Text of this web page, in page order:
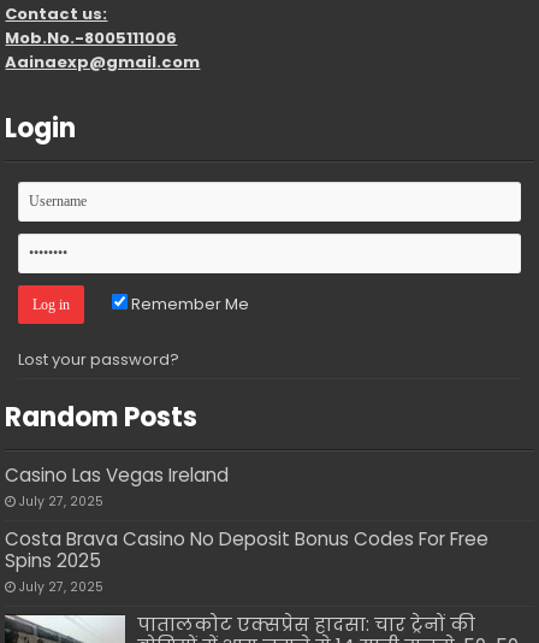
Contact us:
Mob.No.-8005111006
Aainaexp@gmail.com
Login
Remember Me
Lost your password?
Random Posts
Casino Las Vegas Ireland
July 27, 2025
Costa Brava Casino No Deposit Bonus Codes For Free
Spins 2025
July 27, 2025
पातालकोट एक्सप्रेस हादसा: चार ट्रेनों की